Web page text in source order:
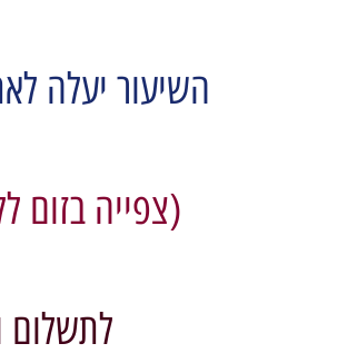
השיעור יעלה
(צפייה בזום
לתשלום